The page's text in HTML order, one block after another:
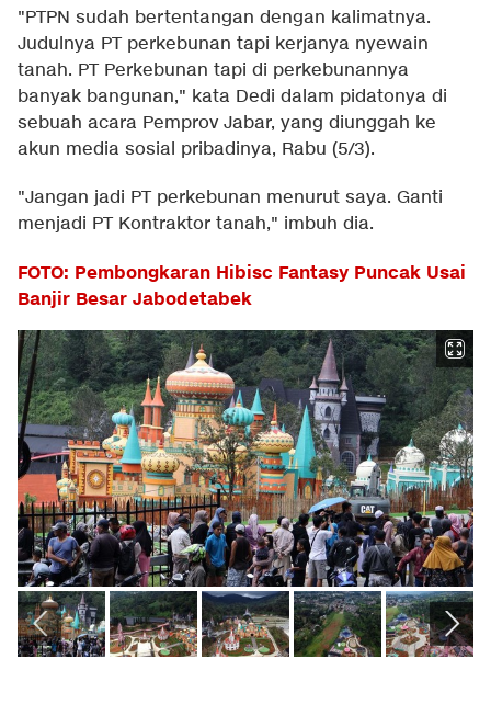
"PTPN sudah bertentangan dengan kalimatnya.
Judulnya PT perkebunan tapi kerjanya nyewain
tanah. PT Perkebunan tapi di perkebunannya
banyak bangunan," kata Dedi dalam pidatonya di
sebuah acara Pemprov Jabar, yang diunggah ke
akun media sosial pribadinya, Rabu (5/3).
"Jangan jadi PT perkebunan menurut saya. Ganti
menjadi PT Kontraktor tanah," imbuh dia.
FOTO: Pembongkaran Hibisc Fantasy Puncak Usai
Banjir Besar Jabodetabek